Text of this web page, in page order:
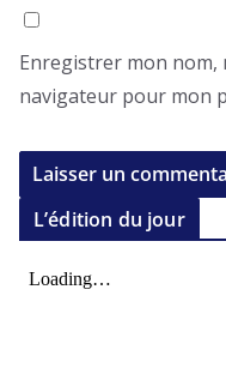
Enregistrer mon nom,
navigateur pour mon
L’édition du jour